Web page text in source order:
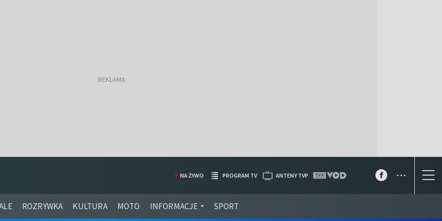
ROZRYWKA KULTURA MOTO INFORMACJE SPORT
NA ŻYWO PROGRAM TV ANTENY TVP ...